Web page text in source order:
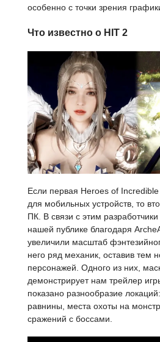
особенно с точки зрения
Что известно о HIT 2
Если первая Heroes of
для мобильных устройств, то
ПК. В связи с этим
нашей публике благодаря
увеличили масштаб
него ряд механик, оставив тем
персонажей. Одного из них,
демонстрирует нам трейлер
показано разнообразие
равнины, места охоты на
сражений с боссами.